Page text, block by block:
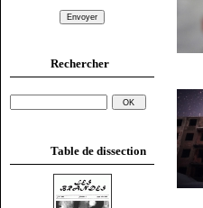
Rechercher
Table de dissection